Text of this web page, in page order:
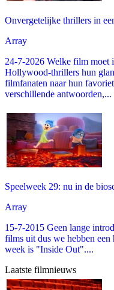
Onvergetelijke thrillers in
Array
24-7-2026 Welke film moet
Hollywood-thrillers hun
filmfanaten naar hun
verschillende antwoorden,...
Speelweek 29: nu in de
Array
15-7-2015 Geen lange
films uit dus we hebben
week is "Inside Out"....
Laatste filmnieuws